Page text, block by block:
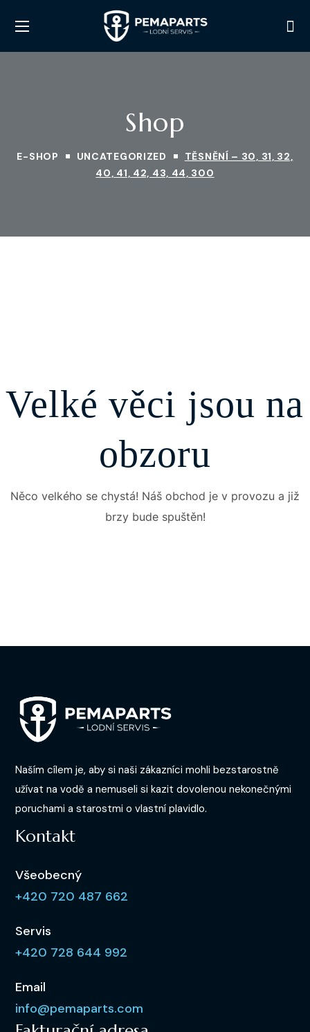
Shop
E-SHOP UNCATEGORIZED
TĚSNĚNÍ – 30, 31, 32,
40, 41, 42, 43, 44, 300
Velké věci jsou na
obzoru
Něco velkého se chystá! Náš obchod je v provozu a již
brzy bude spuštěn!
Naším cílem je, aby si naši zákazníci mohli bezstarostně
užívat na vodě a nemuseli si kazit dovolenou nekonečnými
poruchami a starostmi o vlastní plavidlo.
Kontakt
Všeobecný
+420 720 487 662
Servis
+420 728 644 992
Email
info@pemaparts.com